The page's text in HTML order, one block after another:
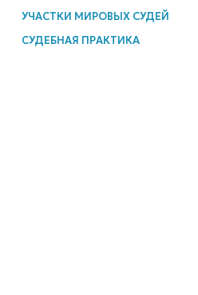
УЧАСТКИ МИРОВЫХ СУДЕЙ
СУДЕБНАЯ ПРАКТИКА